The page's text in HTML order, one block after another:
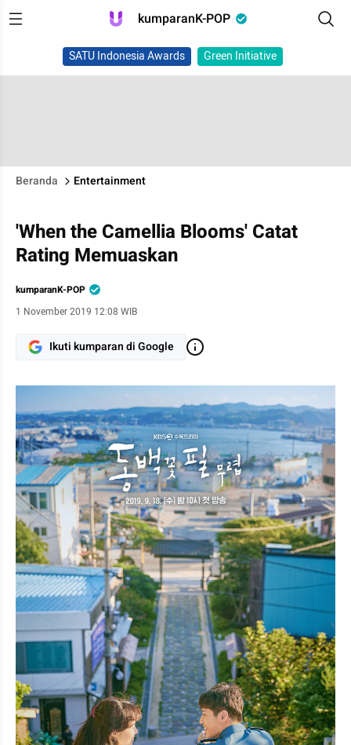
kumparanK-POP
SATU Indonesia Awards Green Initiative
Beranda Entertainment
'When the Camellia Blooms' Catat
Rating Memuaskan
kumparanK-POP
1 November 2019 12:08 WIB
Ikuti kumparan di Google